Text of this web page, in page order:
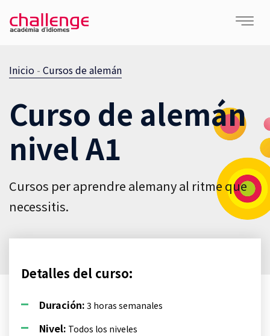
Inicio - Cursos de alemán
Curso de alemán
nivel A1
Cursos per aprendre alemany al ritme que
necessitis.
Detalles del curso:
Duración: 3 horas semanales
Nivel: Todos los niveles